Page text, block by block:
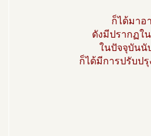
ก็ได้มาอ
ดังมีปรากฏใ
ในปัจจุบันนั
ก็ได้มีการปรับป